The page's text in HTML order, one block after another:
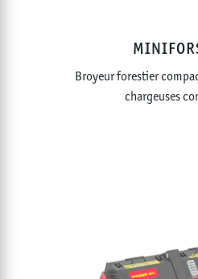
Broyeur forestier
chargeuses